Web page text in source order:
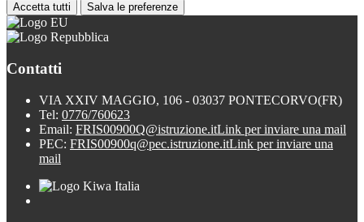
Accetta tutti Salva le preferenze
Contatti
VIA XXIV MAGGIO, 106 - 03037 PONTECORVO(FR)
Tel: 0776/760623
Email: FRIS00900Q@istruzione.itLink per inviare una mail
PEC: FRIS00900q@pec.istruzione.itLink per inviare una
mail